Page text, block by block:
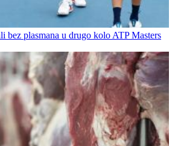
bez plasmana u drugo kolo ATP Masters